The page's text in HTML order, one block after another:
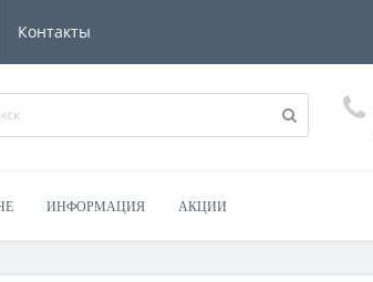
Контакты
ИНФОРМАЦИЯ АКЦИИ